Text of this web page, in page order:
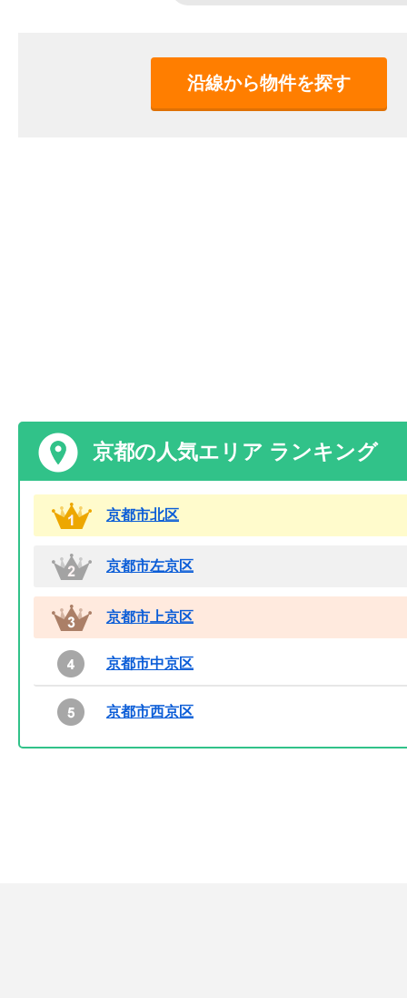
沿線から物件を探す
京都の人気エリア ランキング
京都市北区
京都市左京区
京都市上京区
京都市中京区
京都市西京区